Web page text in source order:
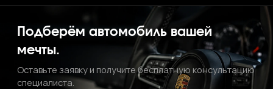
Подберём автомобиль вашей
мечты.
Оставьте заявку и получите бесплатную консультацию
специалиста.